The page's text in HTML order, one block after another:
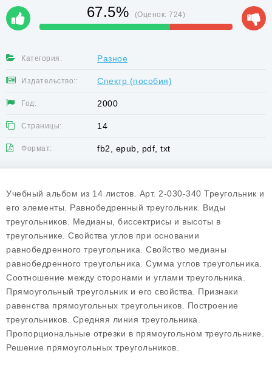
67.5% (Оценок:724)
Категория: Разное
Издательство:: Спектр (пособия)
Год: 2000
Страницы: 14
Формат: fb2, epub, pdf, txt
Учебный альбом из 14 листов. Арт. 2-030-340 Треугольник и
его элементы. Равнобедренный треугольник. Виды
треугольников. Медианы, биссектрисы и высоты в
треугольнике. Свойства углов при основании
равнобедренного треугольника. Свойство медианы
равнобедренного треугольника. Сумма углов треугольника.
Соотношение между сторонами и углами треугольника.
Прямоугольный треугольник и его свойства. Признаки
равенства прямоугольных треугольников. Построение
треугольников. Средняя линия треугольника.
Пропорциональные отрезки в прямоугольном треугольнике.
Решение прямоугольных треугольников.